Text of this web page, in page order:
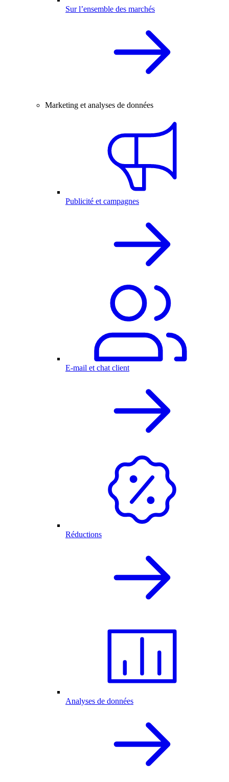
Sur l’ensemble des marchés
Marketing et analyses de données
Publicité et campagnes
E-mail et chat client
Réductions
Analyses de données